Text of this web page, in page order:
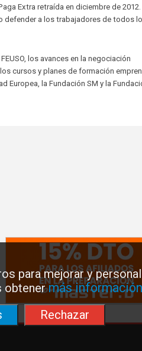
para mejorar y
obtenermás
Rechazar
Extra retraída en diciembre de 2012.
defender a los trabajadores de todos
los avances en la negociación
cursos y planes de formación
Europea, la Fundación SM y la